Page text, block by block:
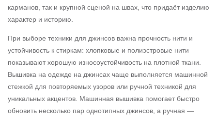
карманов, так и крупной сценой на швах, что придаёт изделию
характер и историю.
При выборе техники для джинсов важна прочность нити и
устойчивость к стиркам: хлопковые и полиэстровые нити
показывают хорошую износоустойчивость на плотной ткани.
Вышивка на одежде на джинсах чаще выполняется машинной
стежкой для повторяемых узоров или ручной техникой для
уникальных акцентов. Машинная вышивка помогает быстро
обновить несколько пар однотипных джинсов, а ручная —